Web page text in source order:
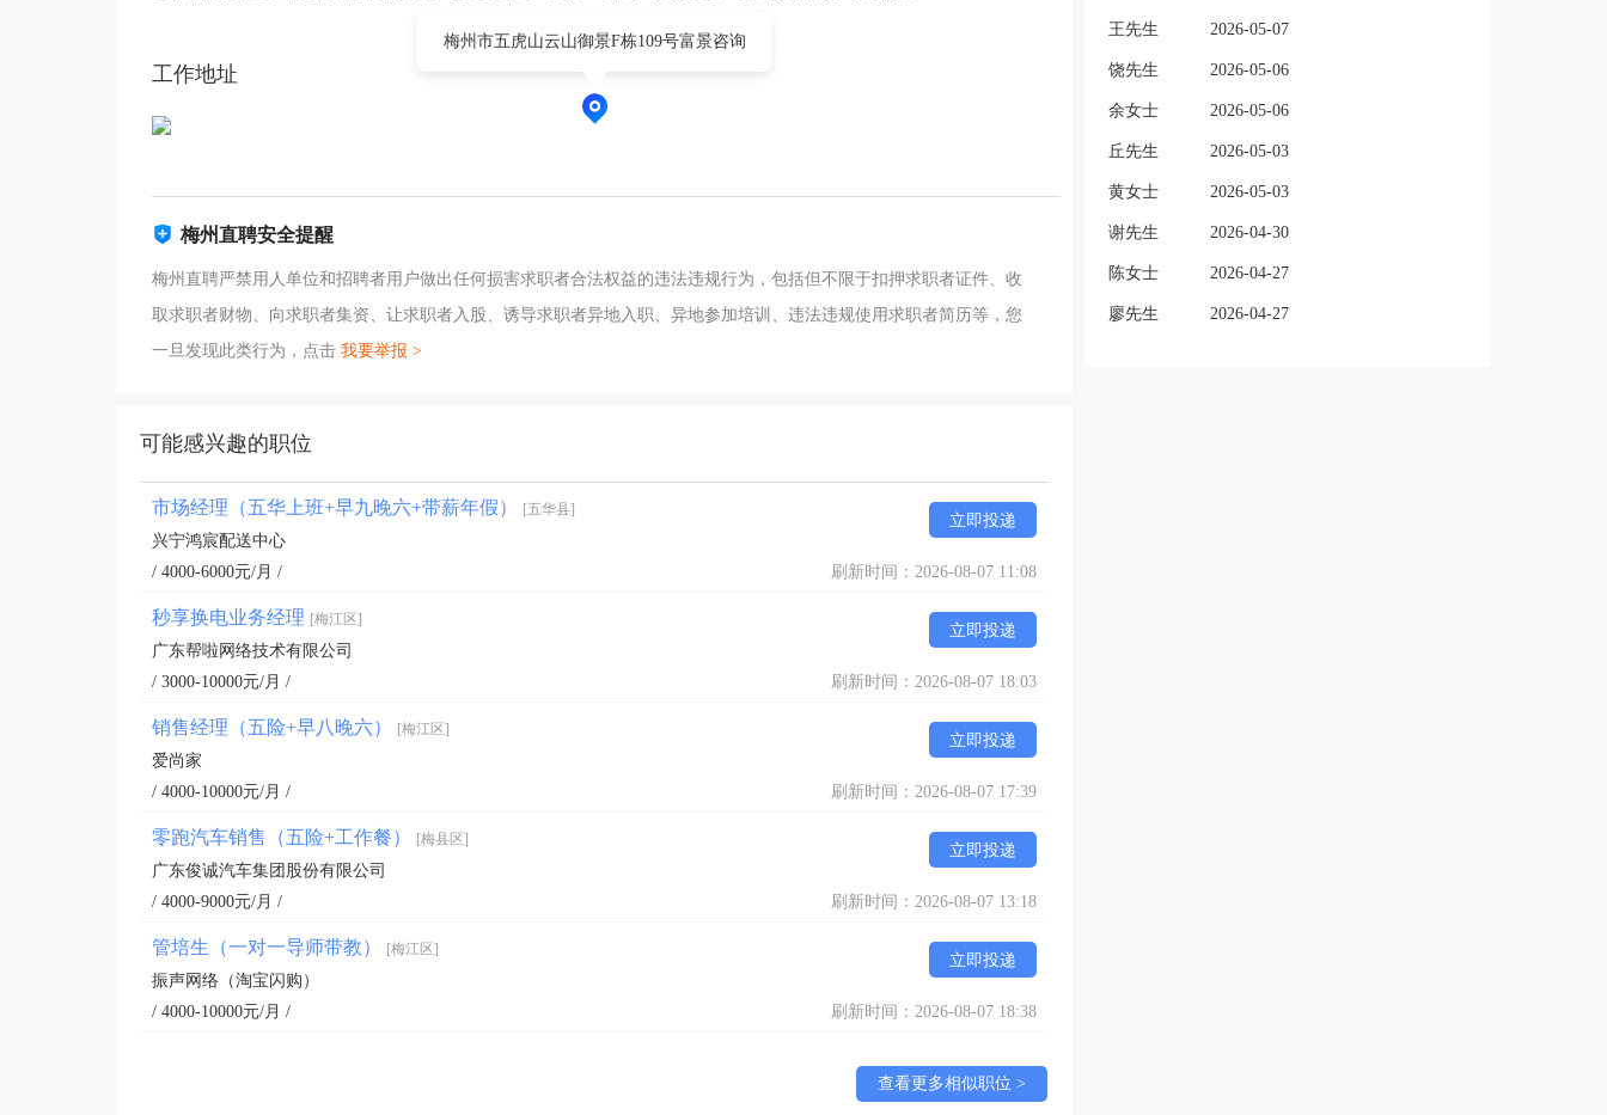
工作地址
梅州市五虎山云山御景F栋109号富景咨询
梅州直聘安全提醒
梅州直聘严禁用人单位和招聘者用户做出任何损害求职者合法权益的违法违规行为，包括但不限于扣押求职者证件、收
取求职者财物、向求职者集资、让求职者入股、诱导求职者异地入职、异地参加培训、违法违规使用求职者简历等，您
一旦发现此类行为，点击 我要举报 >
可能感兴趣的职位
市场经理（五华上班+早九晚六+带薪年假） [五华县]
立即投递
兴宁鸿宸配送中心
/ 4000-6000元/月 /
刷新时间：2026-08-07 11:08
秒享换电业务经理 [梅江区]
立即投递
广东帮啦网络技术有限公司
/ 3000-10000元/月 /
刷新时间：2026-08-07 18:03
销售经理（五险+早八晚六） [梅江区]
立即投递
爱尚家
/ 4000-10000元/月 /
刷新时间：2026-08-07 17:39
零跑汽车销售（五险+工作餐） [梅县区]
立即投递
广东俊诚汽车集团股份有限公司
/ 4000-9000元/月 /
刷新时间：2026-08-07 13:18
管培生（一对一导师带教） [梅江区]
立即投递
振声网络（淘宝闪购）
/ 4000-10000元/月 /
刷新时间：2026-08-07 18:38
查看更多相似职位 >
王先生 2026-05-07
饶先生 2026-05-06
余女士 2026-05-06
丘先生 2026-05-03
黄女士 2026-05-03
谢先生 2026-04-30
陈女士 2026-04-27
廖先生 2026-04-27